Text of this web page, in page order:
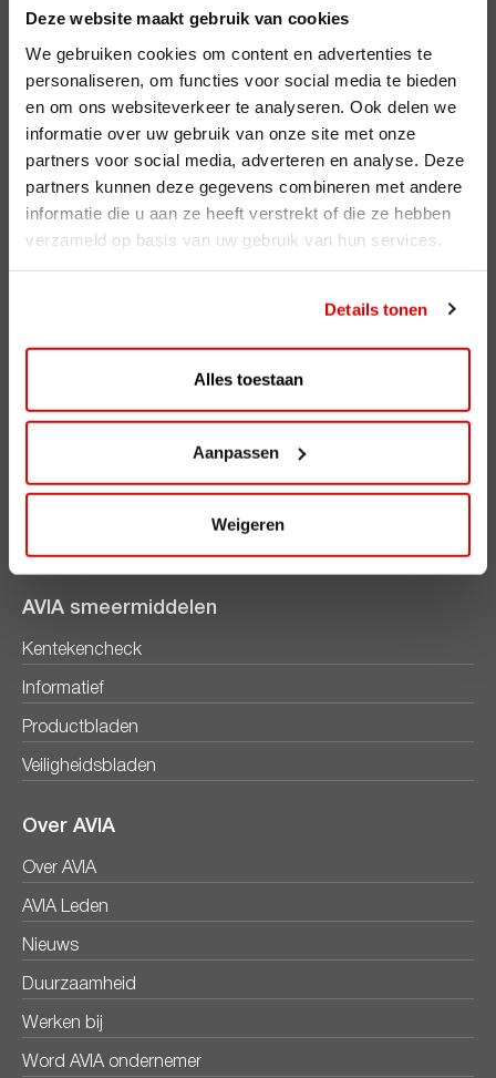
Deze website maakt gebruik van cookies
We gebruiken cookies om content en advertenties te
personaliseren, om functies voor social media te bieden
en om ons websiteverkeer te analyseren. Ook delen we
informatie over uw gebruik van onze site met onze
partners voor social media, adverteren en analyse. Deze
partners kunnen deze gegevens combineren met andere
informatie die u aan ze heeft verstrekt of die ze hebben
verzameld op basis van uw gebruik van hun services.
Details tonen
Alles toestaan
Aanpassen
Weigeren
Voordelen
ViaAVIA
AVIA Diensten
AVIA brandstoffen
AVIA smeermiddelen
Kentekencheck
Informatief
Productbladen
Veiligheidsbladen
Over AVIA
Over AVIA
AVIA Leden
Nieuws
Duurzaamheid
Werken bij
Word AVIA ondernemer